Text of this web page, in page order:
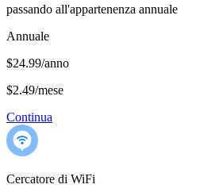
passando all'appartenenza annuale
Annuale
$24.99/anno
$2.49/mese
Continua
Cercatore di WiFi